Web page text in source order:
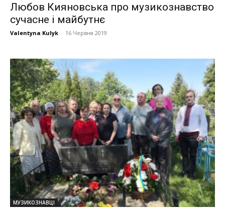
Любов Кияновська про музикознавство
сучасне і майбутнє
Valentyna Kulyk - 16 Червня 2019
МУЗИКОЗНАВЦІ